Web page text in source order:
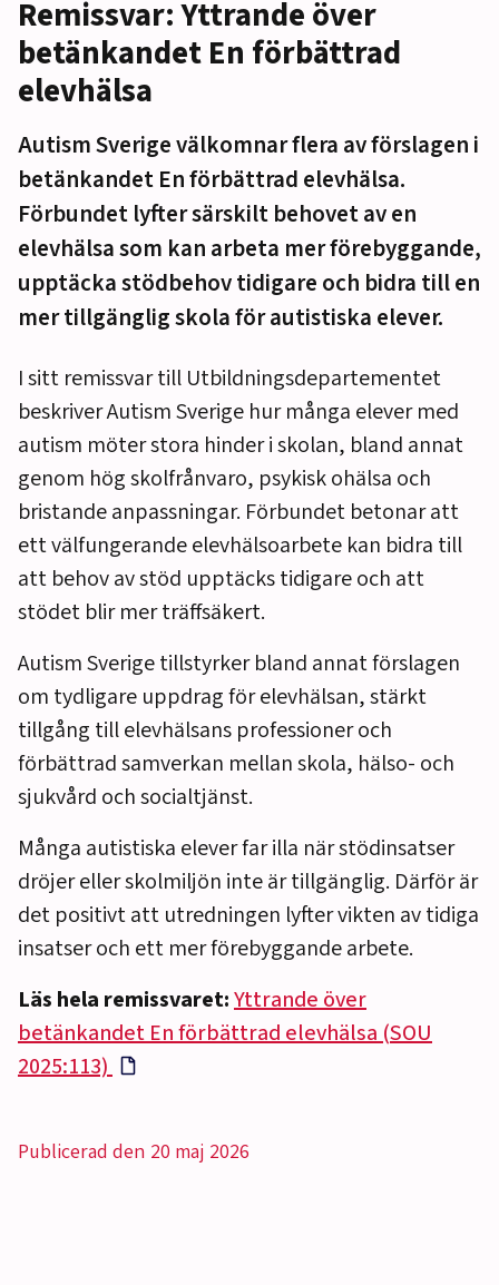
Remissvar: Yttrande över
betänkandet En förbättrad
elevhälsa
Autism Sverige välkomnar flera av förslagen i
betänkandet En förbättrad elevhälsa.
Förbundet lyfter särskilt behovet av en
elevhälsa som kan arbeta mer förebyggande,
upptäcka stödbehov tidigare och bidra till en
mer tillgänglig skola för autistiska elever.
I sitt remissvar till Utbildningsdepartementet
beskriver Autism Sverige hur många elever med
autism möter stora hinder i skolan, bland annat
genom hög skolfrånvaro, psykisk ohälsa och
bristande anpassningar. Förbundet betonar att
ett välfungerande elevhälsoarbete kan bidra till
att behov av stöd upptäcks tidigare och att
stödet blir mer träffsäkert.
Autism Sverige tillstyrker bland annat förslagen
om tydligare uppdrag för elevhälsan, stärkt
tillgång till elevhälsans professioner och
förbättrad samverkan mellan skola, hälso- och
sjukvård och socialtjänst.
Många autistiska elever far illa när stödinsatser
dröjer eller skolmiljön inte är tillgänglig. Därför är
det positivt att utredningen lyfter vikten av tidiga
insatser och ett mer förebyggande arbete.
Läs hela remissvaret:Yttrande över
betänkandet En förbättrad elevhälsa (SOU
2025:113)
Publicerad den 20 maj 2026